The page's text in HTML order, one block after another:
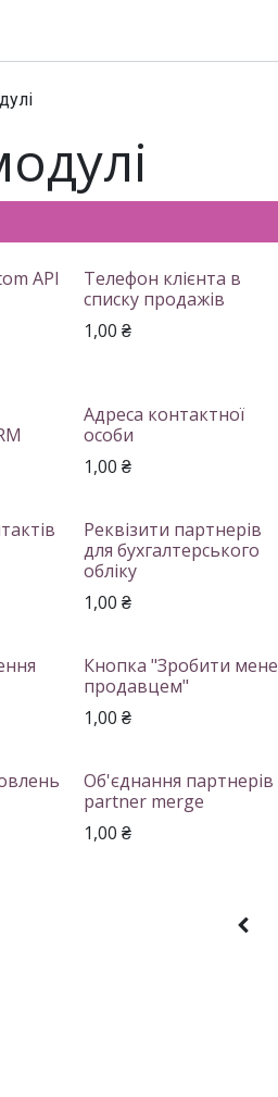
API
Телефон клієнта в
списку продажів
1,00 ₴
Адреса контактної
особи
1,00 ₴
Реквізити партнерів
для бухгалтерського
обліку
1,00 ₴
Кнопка "Зробити мене
продавцем"
1,00 ₴
Об'єднання партнерів
partner merge
1,00 ₴